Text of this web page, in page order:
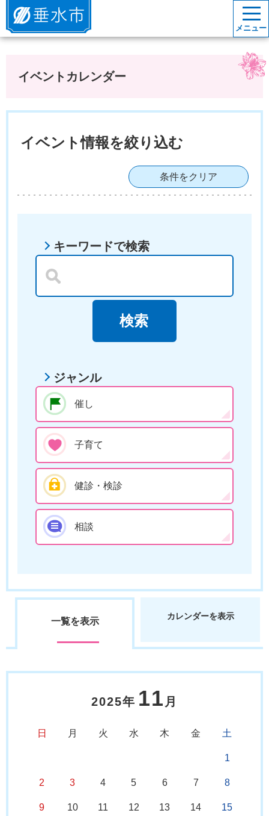
垂水市
メニュー
イベントカレンダー
イベント情報を絞り込む
条件をクリア
キーワードで検索
ジャンル
催し
子育て
健診・検診
相談
一覧を表示 カレンダーを表示
2025年 11 月
日 月 火 水 木 金 土
1
2 3 4 5 6 7 8
9 10 11 12 13 14 15